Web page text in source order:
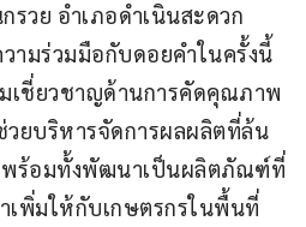
วย อำเภอดำเนินสะดวก
ามร่วมมือกับดอยคำในครั้งนี้
มเชี่ยวชาญด้านการคัดคุณภาพ
ยบริหารจัดการผลผลิตที่ล้น
พร้อมทั้งพัฒนาเป็นผลิตภัณฑ์ที่
พิ่มให้กับเกษตรกรในพื้นที่